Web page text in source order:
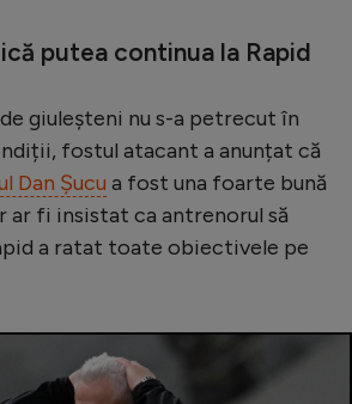
2024
putea continua la Rapid
giuleșteni nu s-a petrecut în
fostul atacant a anunțat că
Dan Șucu a fost una foarte bună
ar fi insistat ca antrenorul să
a ratat toate obiectivele pe